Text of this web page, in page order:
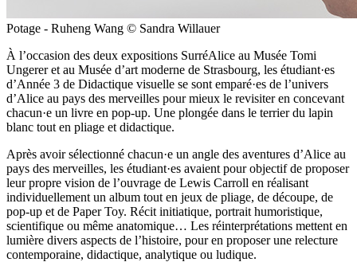
Potage - Ruheng Wang © Sandra Willauer
À l’occasion des deux expositions SurréAlice au Musée Tomi
Ungerer et au Musée d’art moderne de Strasbourg, les étudiant·es
d’Année 3 de Didactique visuelle se sont emparé·es de l’univers
d’Alice au pays des merveilles pour mieux le revisiter en concevant
chacun·e un livre en pop-up. Une plongée dans le terrier du lapin
blanc tout en pliage et didactique.
Après avoir sélectionné chacun·e un angle des aventures d’Alice au
pays des merveilles, les étudiant·es avaient pour objectif de proposer
leur propre vision de l’ouvrage de Lewis Carroll en réalisant
individuellement un album tout en jeux de pliage, de découpe, de
pop-up et de Paper Toy. Récit initiatique, portrait humoristique,
scientifique ou même anatomique… Les réinterprétations mettent en
lumière divers aspects de l’histoire, pour en proposer une relecture
contemporaine, didactique, analytique ou ludique.